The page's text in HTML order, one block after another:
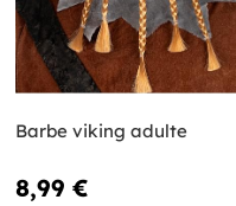
Barbe viking adulte
8,99 €